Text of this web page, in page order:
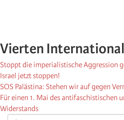
Vierten
Stoppt die imperialistische Aggression
Israel jetzt stoppen!
SOS Palästina: Stehen wir auf gegen
Für einen 1. Mai des antifaschistischen
Widerstands